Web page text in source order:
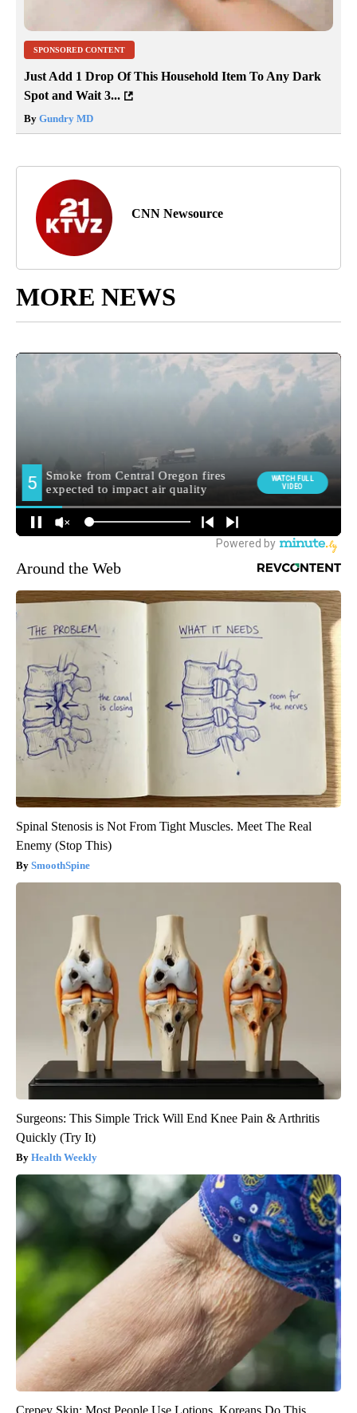
SPONSORED CONTENT
Just Add 1 Drop Of This Household Item To Any Dark
Spot and Wait 3...
By Gundry MD
CNN Newsource
MORE NEWS
Around the Web
Spinal Stenosis is Not From Tight Muscles. Meet The Real
Enemy (Stop This)
SmoothSpine
Surgeons: This Simple Trick Will End Knee Pain & Arthritis
Quickly (Try It)
Health Weekly
Crepey Skin: Most People Use Lotions. Koreans Do This